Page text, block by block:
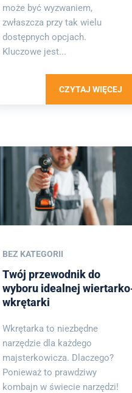
może być wyzwaniem,
zwłaszcza przy tak wielu
dostępnych opcjach.
Kluczowe jest...
CZYTAJ WIĘCEJ
BEZ KATEGORII
Twój przewodnik do
wyboru idealnej
wkrętarki
Wkrętarka to niezbędne
narzędzie dla każdego
majsterkowicza. Dlaczego?
Ponieważ to prawdziwy
kombajn w świecie narzędzi!